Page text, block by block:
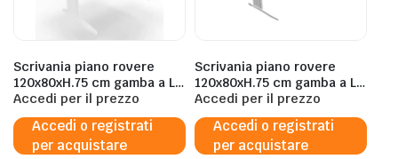
Scrivania piano rovere
120x80xH.75 cm gamba a L
in acciaio bianco linea
Practika P1 Quadrifoglio –
ECSMT120-RK-I
Accedi per il prezzo
Accedi o registrati
per acquistare
Scrivania piano rovere
120x80xH.75 cm gamba a L
in acciaio argento linea
Practika P1 Quadrifoglio –
ECSMT120-RK-A
Accedi per il prezzo
Accedi o registrati
per acquistare